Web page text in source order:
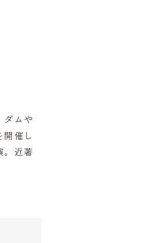
ダムや
催し
。近著